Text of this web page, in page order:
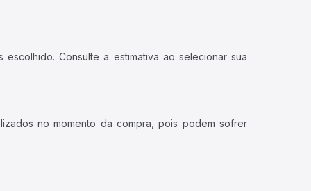
Consulte a estimativa ao selecionar sua
no momento da compra, pois podem sofrer